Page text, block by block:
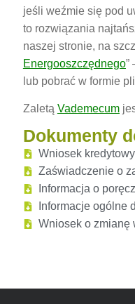
jeśli weźmie się pod
to rozwiązania
naszej stronie, na
Energooszczędnego”
lub pobrać w formie
Zaletą Vademecum
Dokumenty
Wniosek kredytowy
Zaświadczenie o
Informacja o
Informacje ogólne
Wniosek o zmianę